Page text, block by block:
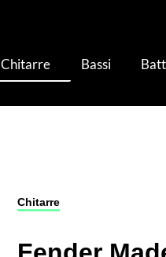
Chitarre Bassi
Chitarre